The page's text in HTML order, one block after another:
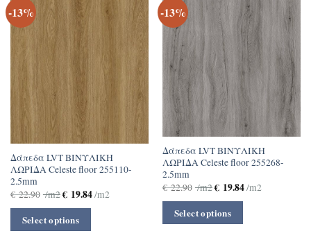
-13%
Δάπεδα LVT ΒΙΝΥΛΙΚΗ
ΛΩΡΙΔΑ Celeste floor 255110-
2.5mm
€22.90 /m2€19.84/m2
Select options
-13%
Δάπεδα LVT ΒΙΝΥΛΙΚΗ
ΛΩΡΙΔΑ Celeste floor 255268-
2.5mm
€22.90 /m2€19.84/m2
Select options